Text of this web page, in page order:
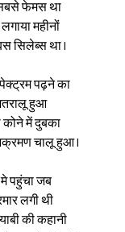
फेमस था
महीनों
सिलेब्स था I
पढ़ने का
हुआ
कोने में दुबका
चालू हुआ I
पहुंचा जब
लगी थी
की कहानी